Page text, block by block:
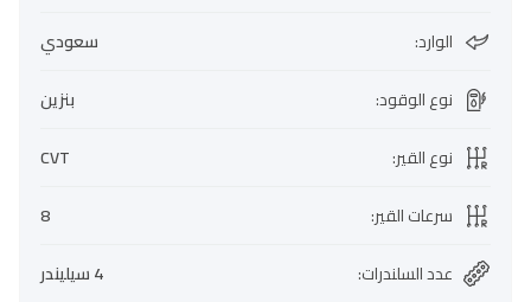
الوارد:
سعودي
نوع الوقود:
بنزين
نوع القير:
CVT
سرعات القير:
8
عدد السلندرات:
4 سيليندر